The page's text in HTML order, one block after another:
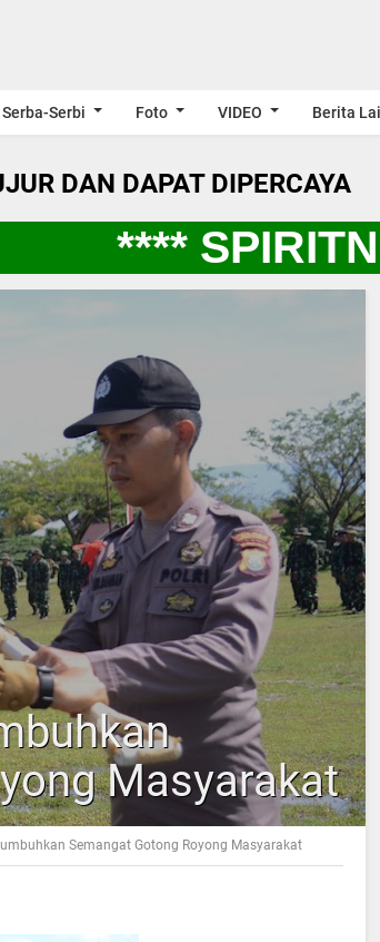
Serba-Serbi Foto VIDEO Berita
DAN DAPAT DIPERCAYA
****
Masyarakat
Semangat Gotong Royong Masyarakat